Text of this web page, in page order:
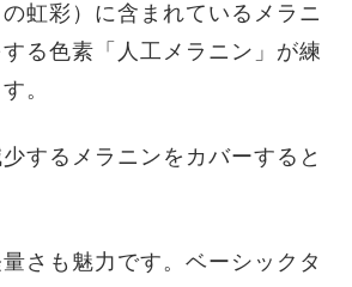
虹彩）に含まれているメラニ
る色素「人工メラニン」が練
。
するメラニンをカバーすると
さも魅力です。ベーシックタ